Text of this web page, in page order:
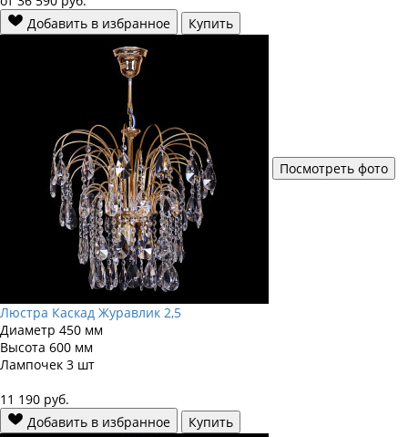
Добавить в избранное
Купить
Посмотреть фото
Люстра Каскад Журавлик 2,5
Диаметр 450 мм
Высота 600 мм
Лампочек 3 шт
11 190 руб.
Добавить в избранное
Купить